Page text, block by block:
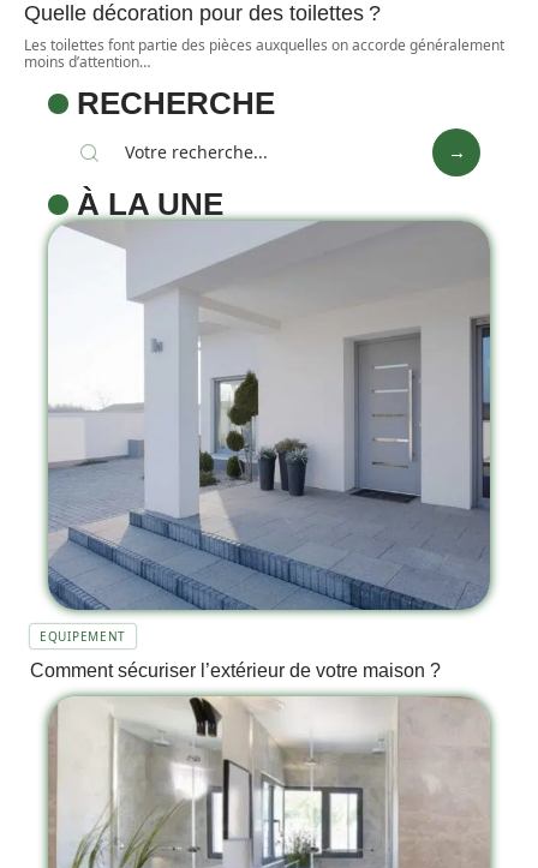
Quelle décoration pour des toilettes ?
Les toilettes font partie des pièces auxquelles on accorde généralement
moins d’attention…
RECHERCHE
À LA UNE
EQUIPEMENT
Comment sécuriser l’extérieur de votre maison ?